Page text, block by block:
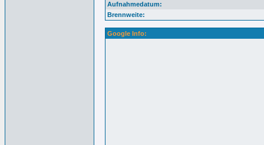
Aufnahmedatum:
Brennweite:
Google Info: